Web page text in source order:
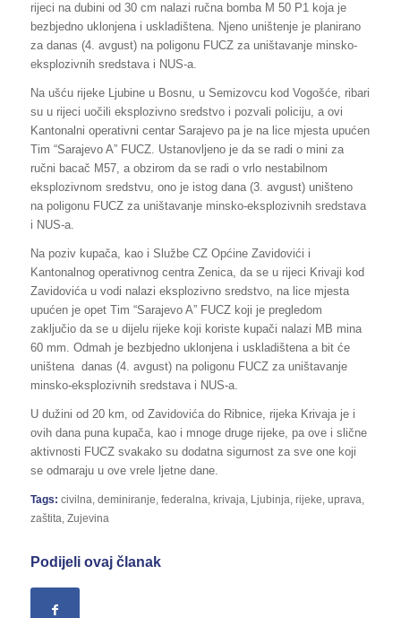
rijeci na dubini od 30 cm nalazi ručna bomba M 50 P1 koja je
bezbjedno uklonjena i uskladištena. Njeno uništenje je planirano
za danas (4. avgust) na poligonu FUCZ za uništavanje minsko-
eksplozivnih sredstava i NUS-a.
Na ušću rijeke Ljubine u Bosnu, u Semizovcu kod Vogošće, ribari
su u rijeci uočili eksplozivno sredstvo i pozvali policiju, a ovi
Kantonalni operativni centar Sarajevo pa je na lice mjesta upućen
Tim “Sarajevo A” FUCZ. Ustanovljeno je da se radi o mini za
ručni bacač M57, a obzirom da se radi o vrlo nestabilnom
eksplozivnom sredstvu, ono je istog dana (3. avgust) uništeno
na poligonu FUCZ za uništavanje minsko-eksplozivnih sredstava
i NUS-a.
Na poziv kupača, kao i Službe CZ Općine Zavidovići i
Kantonalnog operativnog centra Zenica, da se u rijeci Krivaji kod
Zavidovića u vodi nalazi eksplozivno sredstvo, na lice mjesta
upućen je opet Tim “Sarajevo A” FUCZ koji je pregledom
zaključio da se u dijelu rijeke koji koriste kupači nalazi MB mina
60 mm. Odmah je bezbjedno uklonjena i uskladištena a bit će
uništena danas (4. avgust) na poligonu FUCZ za uništavanje
minsko-eksplozivnih sredstava i NUS-a.
U dužini od 20 km, od Zavidovića do Ribnice, rijeka Krivaja je i
ovih dana puna kupača, kao i mnoge druge rijeke, pa ove i slične
aktivnosti FUCZ svakako su dodatna sigurnost za sve one koji
se odmaraju u ove vrele ljetne dane.
Tags: civilna deminiranje federalna krivaja Ljubinja rijeke uprava
zaštita Zujevina
Podijeli ovaj članak